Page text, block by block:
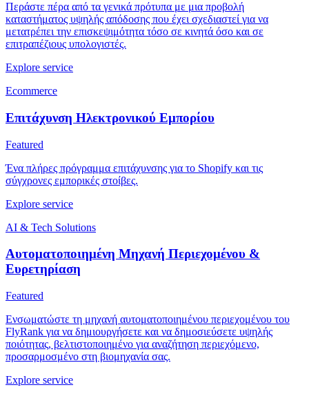
Περάστε πέρα από τα γενικά πρότυπα με μια προβολή
καταστήματος υψηλής απόδοσης που έχει σχεδιαστεί για να
μετατρέπει την επισκεψιμότητα τόσο σε κινητά όσο και σε
επιτραπέζιους υπολογιστές.
Explore service
Ecommerce
Επιτάχυνση Ηλεκτρονικού Εμπορίου
Featured
Ένα πλήρες πρόγραμμα επιτάχυνσης για το Shopify και τις
σύγχρονες εμπορικές στοίβες.
Explore service
AI & Tech Solutions
Αυτοματοποιημένη Μηχανή Περιεχομένου &
Ευρετηρίαση
Featured
Ενσωματώστε τη μηχανή αυτοματοποιημένου περιεχομένου του
FlyRank για να δημιουργήσετε και να δημοσιεύσετε υψηλής
ποιότητας, βελτιστοποιημένο για αναζήτηση περιεχόμενο,
προσαρμοσμένο στη βιομηχανία σας.
Explore service